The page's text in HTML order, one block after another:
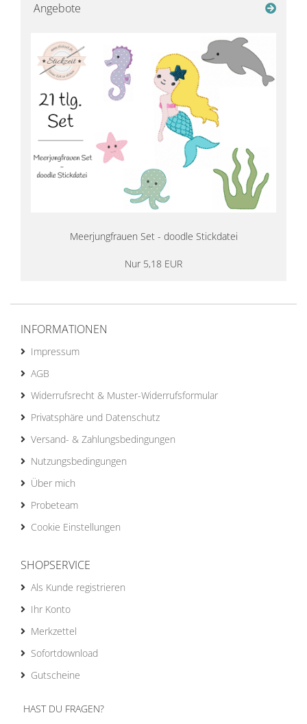
Angebote
Meerjungfrauen Set - doodle Stickdatei
Nur 5,18 EUR
INFORMATIONEN
Impressum
AGB
Widerrufsrecht & Muster-Widerrufsformular
Privatsphäre und Datenschutz
Versand- & Zahlungsbedingungen
Nutzungsbedingungen
Über mich
Probeteam
Cookie Einstellungen
SHOPSERVICE
Als Kunde registrieren
Ihr Konto
Merkzettel
Sofortdownload
Gutscheine
HAST DU FRAGEN?